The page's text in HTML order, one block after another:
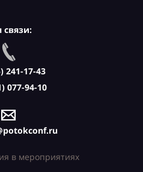
связи:
241-17-43
077-94-10
в мероприятиях